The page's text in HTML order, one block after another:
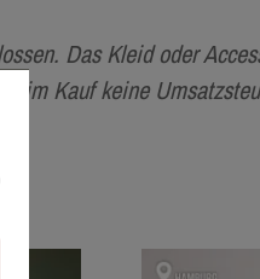
Das Kleid oder
Kauf keine